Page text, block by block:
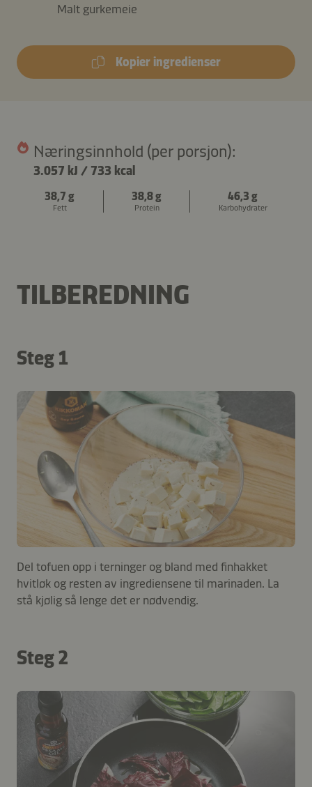
Malt gurkemeie
Kopier ingredienser
Næringsinnhold (per porsjon):
3.057 kJ / 733 kcal
38,7 g
Fett
38,8 g
Protein
46,3 g
Karbohydrater
TILBEREDNING
Steg 1
Del tofuen opp i terninger og bland med finhakket
hvitløk og resten av ingrediensene til marinaden. La
stå kjølig så lenge det er nødvendig.
Steg 2